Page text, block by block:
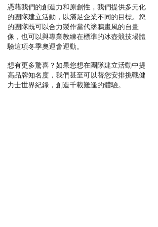
憑藉我們的創造力和原創性，我們提供多元化
的團隊建立活動，以滿足企業不同的目標。您
的團隊既可以合力製作當代塗鴉畫風的自畫
像，也可以與專業教練在標準的冰壺競技場體
驗這項冬季奧運會運動。
想有更多驚喜？如果您想在團隊建立活動中提
高品牌知名度，我們甚至可以替您安排挑戰健
力士世界紀錄，創造千載難逢的體驗。